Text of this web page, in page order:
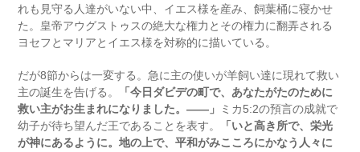
れも見守る人達がいない中、イエス様を産み、飼葉桶に寝かせ
た。皇帝アウグストゥスの絶大な権力とその権力に翻弄される
ヨセフとマリアとイエス様を対称的に描いている。
だが8節からは一変する。急に主の使いが羊飼い達に現れて救い
主の誕生を告げる。
「今日ダビデの町で、あなたがたのために
救い主がお生まれになりました。――」
ミカ5:2の預言の成就で
幼子が待ち望んだ王であることを表す。
「いと高き所で、栄光
が神にあるように。地の上で、平和がみこころにかなう人々に